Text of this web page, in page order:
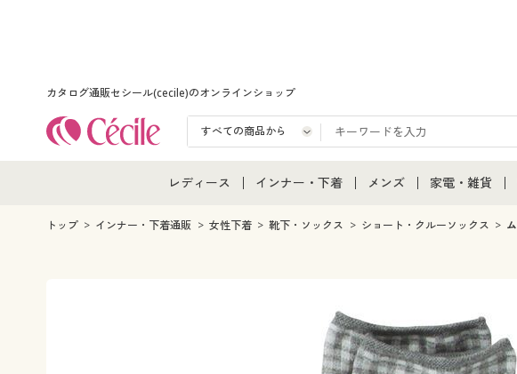
カタログ通販セシール(cecile)のオンラインショップ
レディース
レディース通販すべて
インナー・下着
インナー・下着通販すべて
ジュニア・ティーンズ下着
メンズ
メンズ通販すべて
家電・雑貨
家電・雑貨す
トップ インナー・下着通販 女性下着 靴下・ソックス ショート・クルーソックス